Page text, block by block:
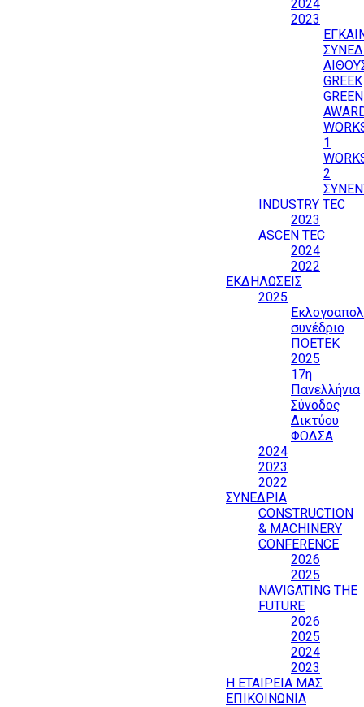
2024
2023
GREEK
GREEN
1
2
INDUSTRY TEC
2023
ASCEN TEC
2024
2022
ΕΚΔΗΛΩΣΕΙΣ
2025
συνέδριο
ΠΟΕΤΕΚ
2025
17η
Πανελλήνια
Σύνοδος
Δικτύου
ΦΟΔΣΑ
2024
2023
2022
ΣΥΝΕΔΡΙΑ
CONSTRUCTION
& MACHINERY
CONFERENCE
2026
2025
NAVIGATING THE
FUTURE
2026
2025
2024
2023
Η ΕΤΑΙΡΕΙΑ ΜΑΣ
ΕΠΙΚΟΙΝΩΝΙΑ